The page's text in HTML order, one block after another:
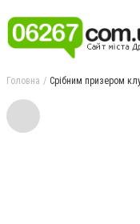
Головна Срібним призером